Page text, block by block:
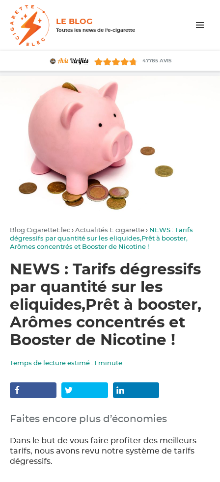
LE BLOG
Toutes les news de l'e-cigarette
47785 AVIS
Blog CigaretteElec › Actualités E cigarette › NEWS : Tarifs
dégressifs par quantité sur les eliquides,Prêt à booster,
Arômes concentrés et Booster de Nicotine !
NEWS : Tarifs dégressifs
par quantité sur les
eliquides,Prêt à booster,
Arômes concentrés et
Booster de Nicotine !
Temps de lecture estimé : 1 minute
Faites encore plus d’économies
Dans le but de vous faire profiter des meilleurs
tarifs, nous avons revu notre système de tarifs
dégressifs.